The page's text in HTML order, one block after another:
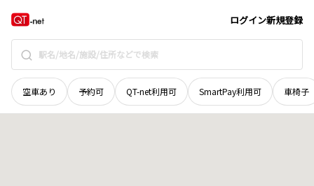
ログイン新規登録
空車あり 予約可 QT-net利用可 SmartPay利用可 車椅子
山口県